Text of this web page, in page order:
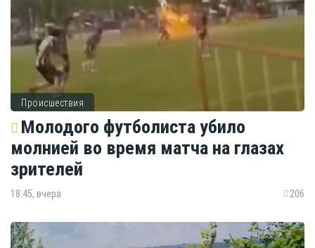
Происшествия
Молодого футболиста убило
молнией во время матча на глазах
зрителей
18:45, вчера 206